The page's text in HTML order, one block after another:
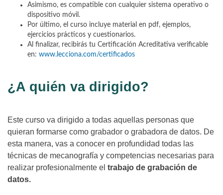
Asimismo, es compatible con cualquier sistema operativo o
dispositivo móvil.
Por último, el curso incluye material en pdf, ejemplos,
ejercicios prácticos y cuestionarios.
Al finalizar, recibirás tu Certificación Acreditativa verificable
en: www.lecciona.com/certificados
¿A quién va dirigido?
Este curso va dirigido a todas aquellas personas que
quieran formarse como grabador o grabadora de datos. De
esta manera, vas a conocer en profundidad todas las
técnicas de mecanografía y competencias necesarias para
realizar profesionalmente el trabajo de grabación de
datos.